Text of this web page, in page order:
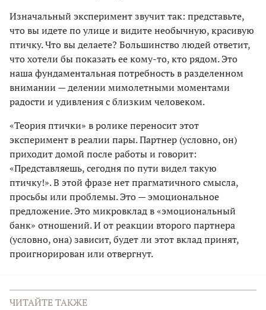
Изначальный эксперимент звучит так: представьте,
что вы идете по улице и видите необычную, красивую
птичку. Что вы делаете? Большинство людей ответит,
что хотели бы показать ее кому-то, кто рядом. Это
наша фундаментальная потребность в разделенном
внимании — делении мимолетными моментами
радости и удивления с близким человеком.
«Теория птички» в ролике переносит этот
эксперимент в реалии пары. Партнер (условно, он)
приходит домой после работы и говорит:
«Представляешь, сегодня по пути видел такую
птичку!». В этой фразе нет прагматичного смысла,
просьбы или проблемы. Это — эмоциональное
предложение. Это микровклад в «эмоциональный
банк» отношений. И от реакции второго партнера
(условно, она) зависит, будет ли этот вклад принят,
проигнорирован или отвергнут.
ЧИТАЙТЕ ТАКЖЕ